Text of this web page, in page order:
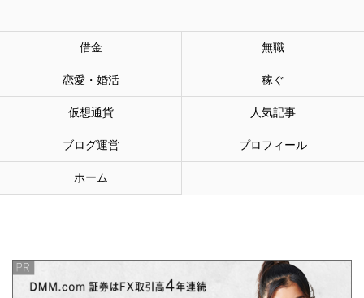
借金 無職
恋愛・婚活 稼ぐ
仮想通貨 人気記事
ブログ運営 プロフィール
ホーム